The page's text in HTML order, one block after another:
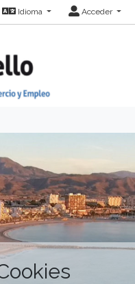
Idioma Acceder